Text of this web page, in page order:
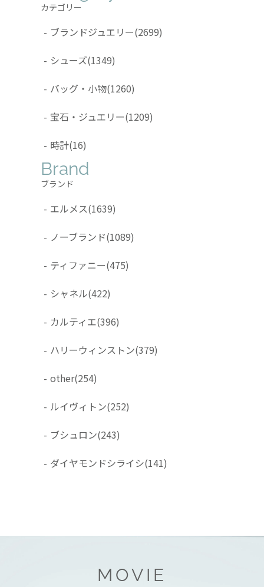
カテゴリー
- ブランドジュエリー(2699)
- シューズ(1349)
- バッグ・小物(1260)
- 宝石・ジュエリー(1209)
- 時計(16)
Brand
ブランド
- エルメス(1639)
- ノーブランド(1089)
- ティファニー(475)
- シャネル(422)
- カルティエ(396)
- ハリーウィンストン(379)
- other(254)
- ルイヴィトン(252)
- ブシュロン(243)
- ダイヤモンドシライシ(141)
MOVIE